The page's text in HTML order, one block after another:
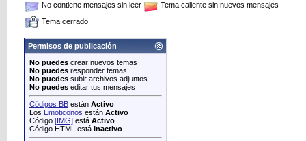
No contiene mensajes sin leer
Tema caliente sin nuevos mensajes
Tema cerrado
Permisos de publicación
No puedes crear nuevos temas
No puedes responder temas
No puedes subir archivos adjuntos
No puedes editar tus mensajes
Códigos BB están Activo
Los Emoticonos están Activo
Código [IMG] está Activo
Código HTML está Inactivo